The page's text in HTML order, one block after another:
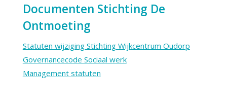
Documenten Stichting De
Ontmoeting
Statuten wijziging Stichting Wijkcentrum Oudorp
Governancecode Sociaal werk
Management statuten